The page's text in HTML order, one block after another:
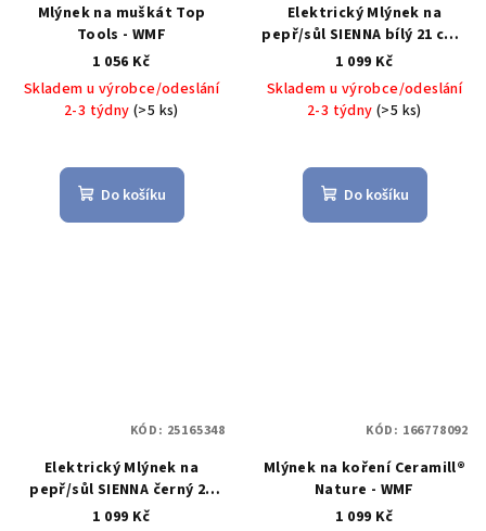
Mlýnek na muškát Top
Tools - WMF
1 056 Kč
Skladem u výrobce/odeslání
2-3 týdny(>5 ks)
Do košíku
Elektrický Mlýnek na
pepř/sůl SIENNA bílý 21 cm -
WMF
1 099 Kč
Skladem u výrobce/odeslání
2-3 týdny(>5 ks)
Do košíku
Elektrický Mlýnek na
pepř/sůl SIENNA černý 21
cm - WMF
1 099 Kč
KÓD: 25165348
Mlýnek na koření Ceramill®
Nature - WMF
1 099 Kč
KÓD: 166778092